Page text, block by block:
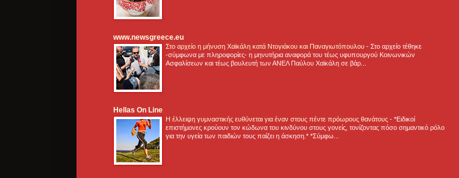
www.newsgreece.eu
Στο αρχείο η μήνυση Χαϊκάλη κατά Ντογιάκου και Παναγιωτόπουλου - Στο αρχείο τέθηκε
-σύμφωνα με πληροφορίες- η μηνυτήρια αναφορά του τέως υφυπουργού Κοινωνικών
Ασφαλίσεων και τέως βουλευτή των ΑΝΕΛ Παύλου Χαϊκάλη σε βάρ...
Hellas On Line
Η έλλειψη γυμναστικής ευθύνεται για έναν στους πέντε πρόωρους θανάτους - *Ειδικοί
επιστήμονες κρούουν τον κώδωνα του κινδύνου στους γονείς, τονίζοντας πόσο σημαντικό ρόλο
για την υγεία των παιδιών τους παίζει η άσκηση.* *Σύμφω...